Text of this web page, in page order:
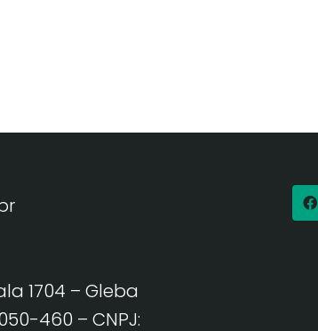
1704 – Gleba
460 – CNPJ: